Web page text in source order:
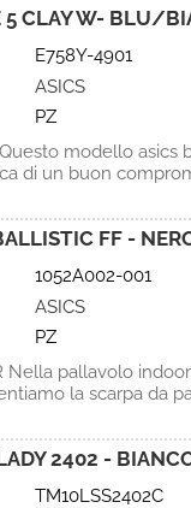
5 CLAY W- BLU/
E758Y-4901
ASICS
PZ
Questo modello asics
di un buon
FF -
1052A002-001
ASICS
PZ
Nella pallavolo
la scarpa da
2402 -
TM10LSS2402C